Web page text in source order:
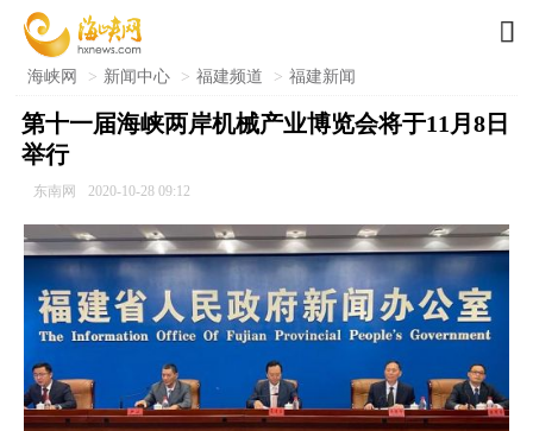

海峡网 > 新闻中心 > 福建频道 > 福建新闻
第十一届海峡两岸机械产业博览会将于11月8日
举行
东南网 2020-10-28 09:12